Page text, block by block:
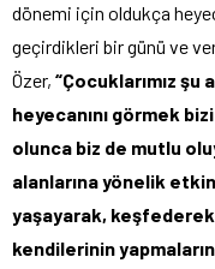
dönemi için oldukça
geçirdikleri bir günü ve
Özer, “Çocuklarımız şu
heyecanını görmek
olunca biz de mutlu
alanlarına yönelik
yaşayarak,
kendilerinin